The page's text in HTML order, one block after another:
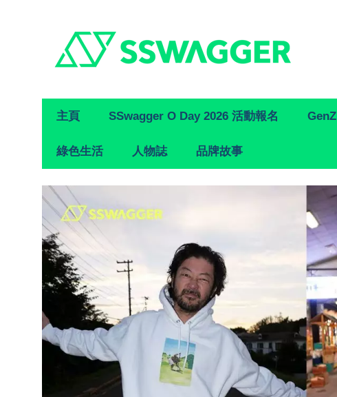
Primary
Navigation
主頁 SSwagger O Day 2026 活動報名
綠色生活 人物誌 品牌故事